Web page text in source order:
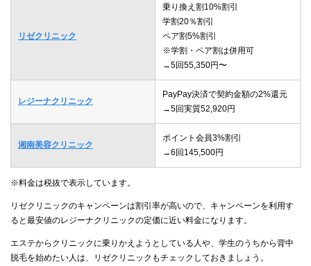
リゼクリニック
乗り換え割10%割引
学割20％割引
ペア割5%割引
※学割・ペア割は併用可
→5回55,350円〜
レジーナクリニック
PayPay決済で契約金額の2%還元
→5回実質52,920円
湘南美容クリニック
ポイント会員3%割引
→6回145,500円
※料金は税抜で表示しています。
リゼクリニックのキャンペーンは割引率が高いので、キャンペーンを利用す
ると最安値のレジーナクリニックの定価に近い料金になります。
エステからクリニックに乗りかえようとしている人や、学生のうちから背中
脱毛を始めたい人は、リゼクリニックもチェックしておきましょう。